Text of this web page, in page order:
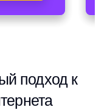
подход к